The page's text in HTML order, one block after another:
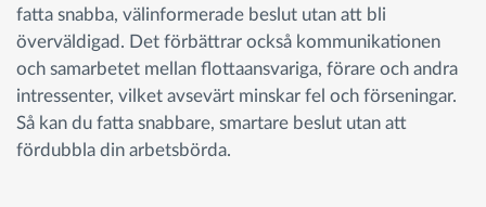
fatta snabba, välinformerade beslut utan att bli
överväldigad. Det förbättrar också kommunikationen
och samarbetet mellan flottaansvariga, förare och andra
intressenter, vilket avsevärt minskar fel och förseningar.
Så kan du fatta snabbare, smartare beslut utan att
fördubbla din arbetsbörda.